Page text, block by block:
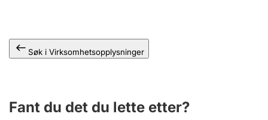
Søk i Virksomhetsopplysninger
Fant du det du lette etter?